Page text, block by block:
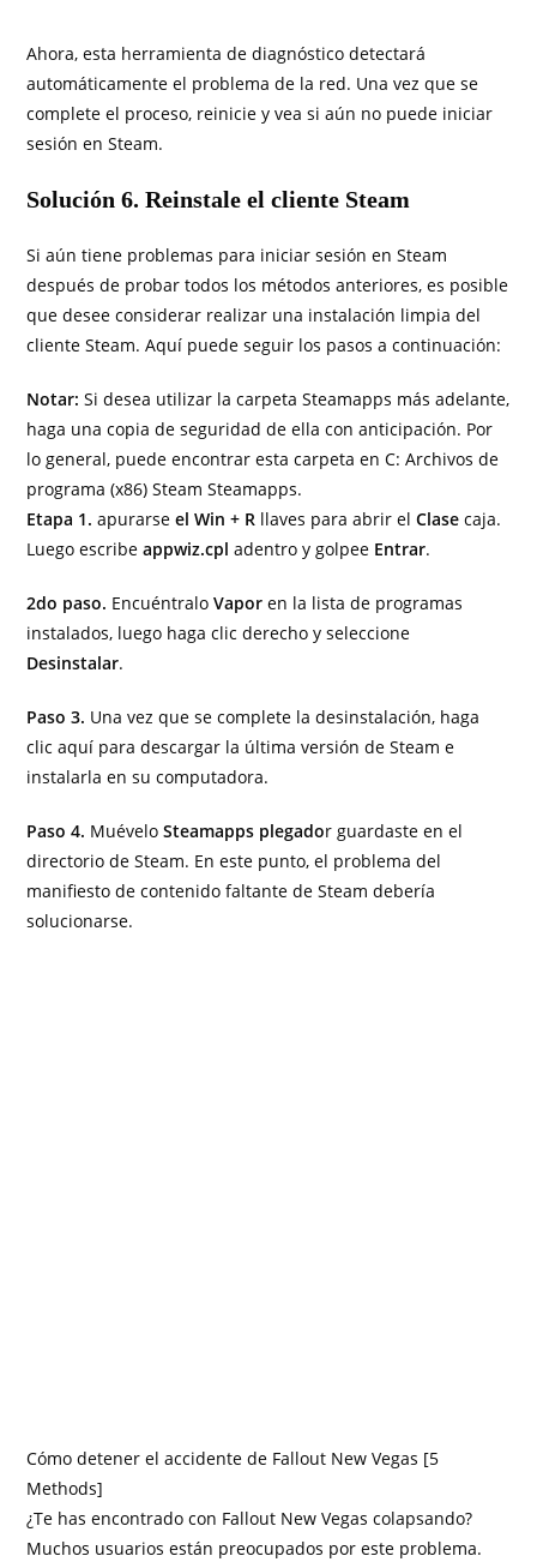
Ahora, esta herramienta de diagnóstico detectará
automáticamente el problema de la red. Una vez que se
complete el proceso, reinicie y vea si aún no puede iniciar
sesión en Steam.
Solución 6. Reinstale el cliente Steam
Si aún tiene problemas para iniciar sesión en Steam
después de probar todos los métodos anteriores, es posible
que desee considerar realizar una instalación limpia del
cliente Steam. Aquí puede seguir los pasos a continuación:
Notar: Si desea utilizar la carpeta Steamapps más adelante,
haga una copia de seguridad de ella con anticipación. Por
lo general, puede encontrar esta carpeta en C: Archivos de
programa (x86) Steam Steamapps.
Etapa 1. apurarse el Win + R llaves para abrir elClasecaja.
Luego escribeappwiz.cpladentro y golpee Entrar.
2do paso. EncuéntraloVaporen la lista de programas
instalados, luego haga clic derecho y seleccione
Desinstalar.
Paso 3. Una vez que se complete la desinstalación, haga
clic aquí para descargar la última versión de Steam e
instalarla en su computadora.
Paso 4. MuéveloSteamapps plegador guardaste en el
directorio de Steam. En este punto, el problema del
manifiesto de contenido faltante de Steam debería
solucionarse.
Cómo detener el accidente de Fallout New Vegas [5
Methods]
¿Te has encontrado con Fallout New Vegas colapsando?
Muchos usuarios están preocupados por este problema.